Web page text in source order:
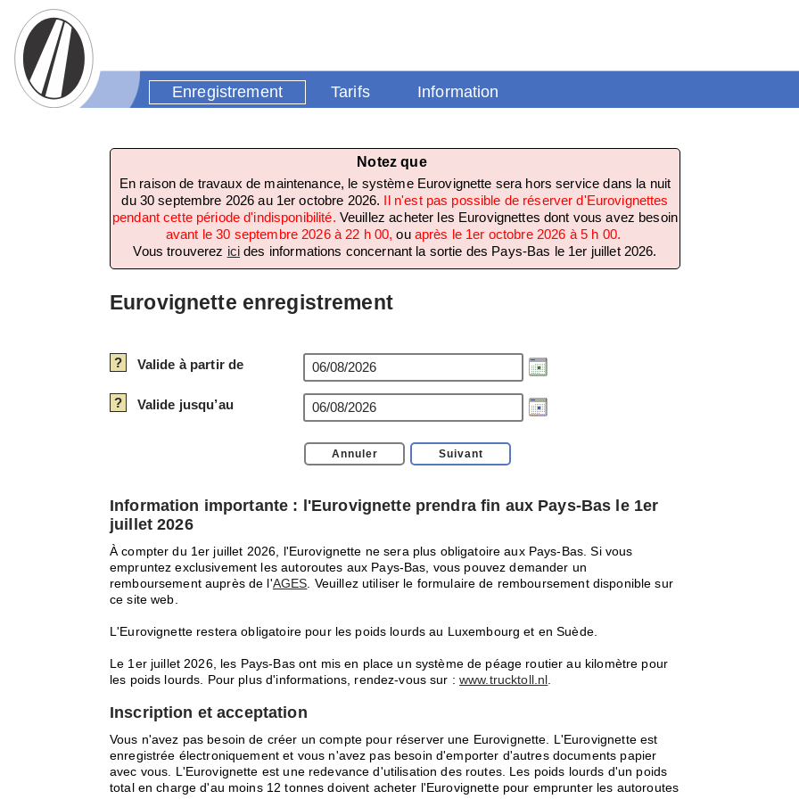
Enregistrement Tarifs Information
Notez que
En raison de travaux de maintenance, le système Eurovignette sera hors service dans la nuit
du 30 septembre 2026 au 1er octobre 2026. Il n'est pas possible de réserver d'Eurovignettes
pendant cette période d'indisponibilité. Veuillez acheter les Eurovignettes dont vous avez besoin
avant le 30 septembre 2026 à 22 h 00,ou après le 1er octobre 2026 à 5 h 00.
Vous trouverez ici des informations concernant la sortie des Pays-Bas le 1er juillet 2026.
Eurovignette enregistrement
? Valide à partir de
? Valide jusqu’au
Information importante : l'Eurovignette prendra fin aux Pays-Bas le 1er
juillet 2026
À compter du 1er juillet 2026, l'Eurovignette ne sera plus obligatoire aux Pays-Bas. Si vous
empruntez exclusivement les autoroutes aux Pays-Bas, vous pouvez demander un
remboursement auprès de l'AGES. Veuillez utiliser le formulaire de remboursement disponible sur
ce site web.
L'Eurovignette restera obligatoire pour les poids lourds au Luxembourg et en Suède.
Le 1er juillet 2026, les Pays-Bas ont mis en place un système de péage routier au kilomètre pour
les poids lourds. Pour plus d'informations, rendez-vous sur :www.trucktoll.nl .
Inscription et acceptation
Vous n'avez pas besoin de créer un compte pour réserver une Eurovignette. L'Eurovignette est
enregistrée électroniquement et vous n'avez pas besoin d'emporter d'autres documents papier
avec vous. L'Eurovignette est une redevance d'utilisation des routes. Les poids lourds d'un poids
total en charge d'au moins 12 tonnes doivent acheter l'Eurovignette pour emprunter les autoroutes